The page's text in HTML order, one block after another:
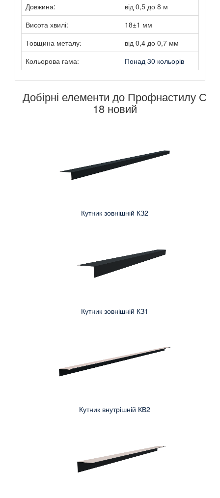
Довжина:
від 0,5 до 8 м
Висота хвилі:
18±1 мм
Товщина металу:
від 0,4 до 0,7 мм
Кольорова гама:
Понад 30 кольорів
Добірні елементи до Профнастилу С
18 новий
Кутник зовнішній КЗ2
Кутник зовнішній КЗ1
Кутник внутрішній КВ2